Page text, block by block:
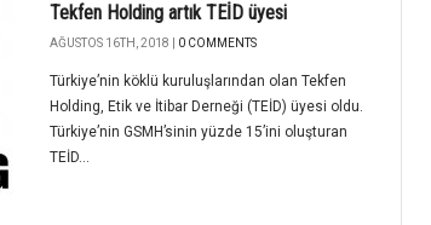
Tekfen Holding artık TEİD üyesi
AĞUSTOS 16TH, 2018 | 0 COMMENTS
Türkiye’nin köklü kuruluşlarından olan Tekfen
Holding, Etik ve İtibar Derneği (TEİD) üyesi oldu.
Türkiye’nin GSMH’sinin yüzde 15’ini oluşturan
TEİD...